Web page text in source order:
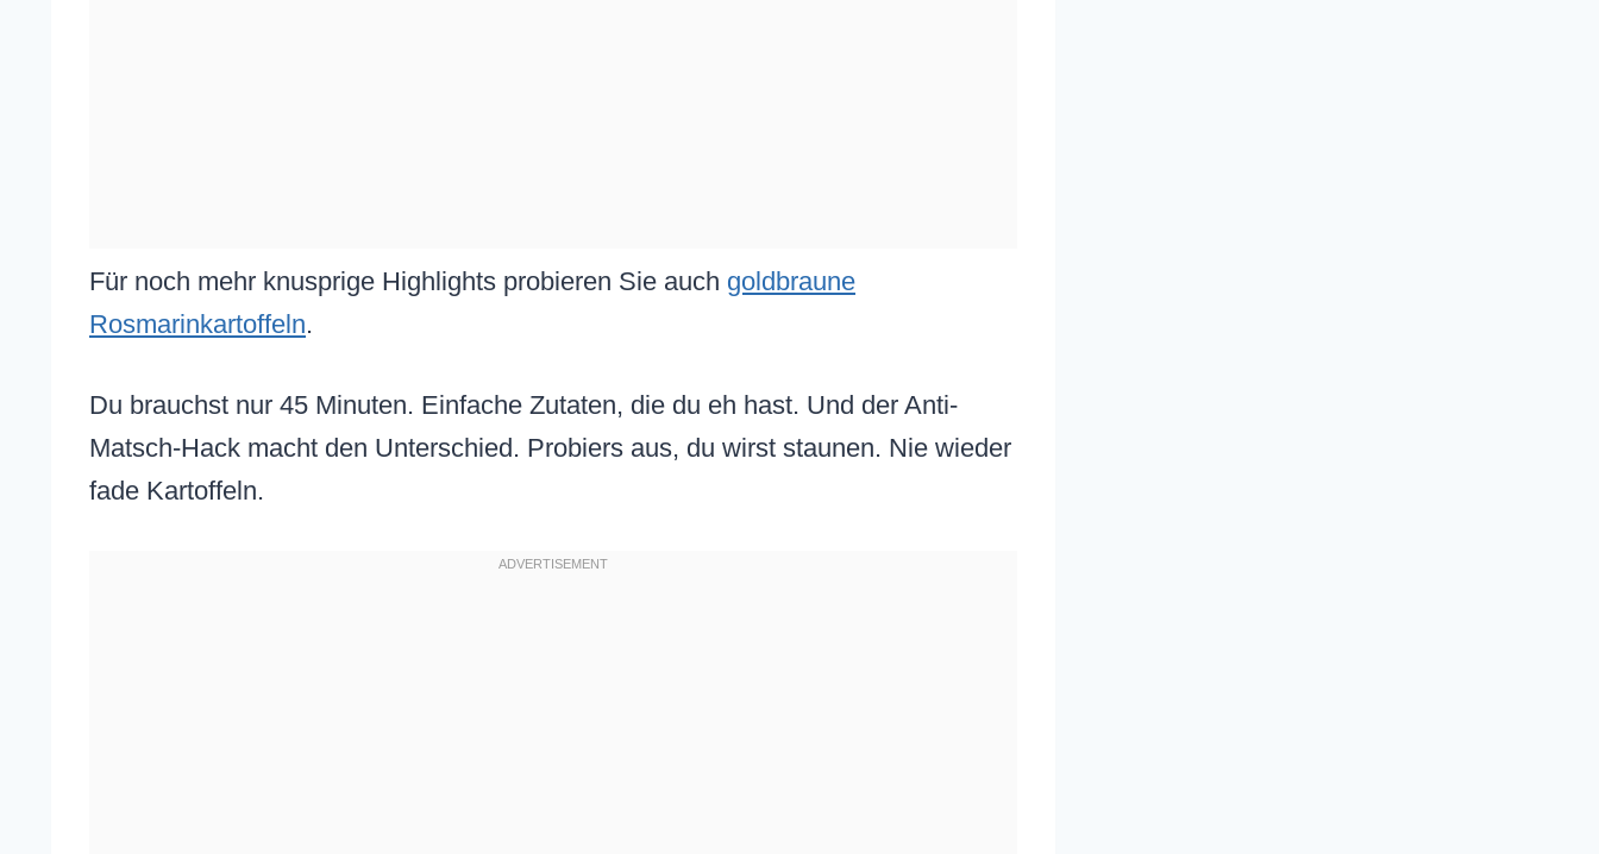
Für noch mehr knusprige Highlights probieren Sie auch goldbraune
Rosmarinkartoffeln.
Du brauchst nur 45 Minuten. Einfache Zutaten, die du eh hast. Und der Anti-
Matsch-Hack macht den Unterschied. Probiers aus, du wirst staunen. Nie wieder
fade Kartoffeln.